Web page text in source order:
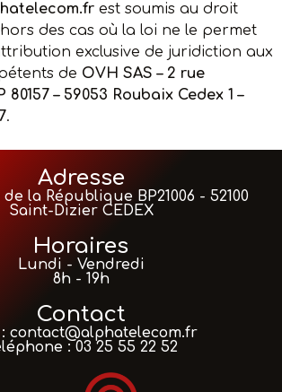
est soumis au droit
des cas où la loi ne le permet
exclusive de juridiction aux
de OVH SAS – 2 rue
80157 – 59053 Roubaix Cedex 1 –
.
Adresse
la République BP21006 - 52100
Saint-Dizier CEDEX
Horaires
Lundi - Vendredi
8h - 19h
Contact
contact@alphatelecom.fr
: 03 25 55 22 52